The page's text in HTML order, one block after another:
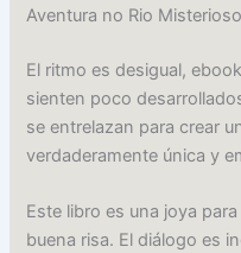
Aventura no Rio
El ritmo es desigual,
sienten poco
se entrelazan para crear
verdaderamente única y
Este libro es una joya
buena risa. El diálogo es